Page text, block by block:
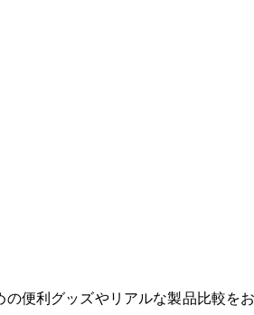
の便利グッズやリアルな製品比較を